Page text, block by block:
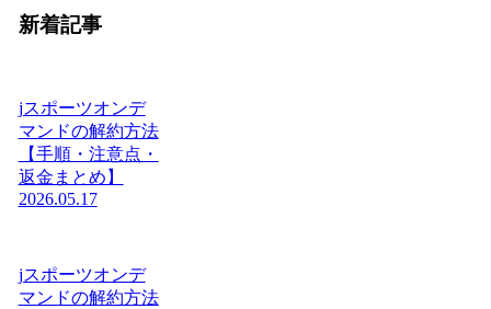
新着記事
jスポーツオンデ
マンドの解約方法
【手順・注意点・
返金まとめ】
2026.05.17
jスポーツオンデ
マンドの解約方法